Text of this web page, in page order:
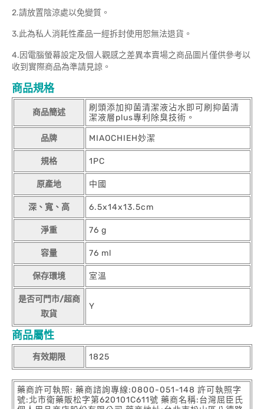
2.請放置陰涼處以免變質。
3.此為私人消耗性產品一經拆封使用恕無法退貨。
4.因電腦螢幕設定及個人觀感之差異本賣場之商品圖片僅供參考以
收到實際商品為準請見諒。
商品規格
商品簡述
刷頭添加抑菌清潔液沾水即可刷抑菌清
潔液層plus專利除臭技術。
品牌 MIAOCHIEH妙潔
規格 1PC
原產地 中國
深、寬、高 6.5x14x13.5cm
淨重 76 g
容量 76 ml
保存環境 室溫
是否可門市/超商
取貨
Y
商品屬性
有效期限 1825
藥商許可執照: 藥商諮詢專線:0800-051-148 許可執照字
號:北市衛藥販松字第620101C611號 藥商名稱:台灣屈臣氏